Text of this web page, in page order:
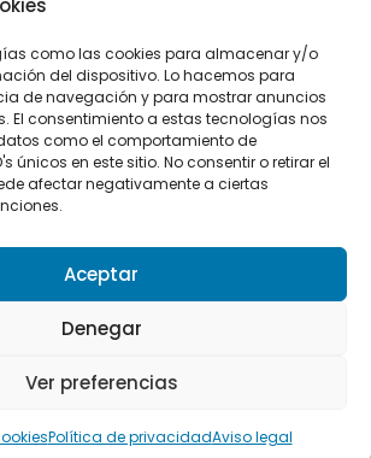
como las cookies para almacenar y/o
del dispositivo. Lo hacemos para
de navegación y para mostrar anuncios
El consentimiento a estas tecnologías nos
como el comportamiento de
únicos en este sitio. No consentir o retirar el
afectar negativamente a ciertas
Aceptar
Denegar
Ver preferencias
Política de privacidadAviso legal
177
Política de privacidad
Política de cookies
los derechos resevados.